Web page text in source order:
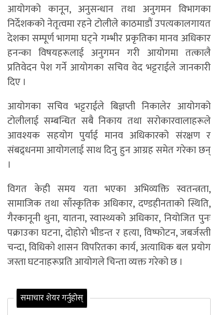
आयोगको कानून, अनुसन्धान तथा अनुगमन विभागका
निर्देशकको नेतृत्वमा रहने टोलीले काठमाडौं उपत्यकालगायत
देशका सम्पूर्ण भागमा घट्ने गम्भीर प्रकृतिका मानव अधिकार
हनन्का विषयहरूलाई अनुगमन गरी आयोगमा तत्कालै
प्रतिवेदन पेश गर्ने आयोगका सचिव वेद भट्टराईले जानकारी
दिए ।
आयोगका सचिव भट्टराईले बिज्ञप्ती निकालेर आयोगको
टोलीलाई सम्बन्धित सबै निकाय तथा सरोकारवालाहरूले
आवश्यक सहयोग पुर्याई मानव अधिकारको संरक्षण र
संबद्र्धनमा आयोगलाई साथ दिनु हुन आग्रह समेत गरेका छन्
।
विगत केही समय यता भएका अभिव्यक्ति स्वतन्त्रता,
सामाजिक तथा साँस्कृतिक अधिकार, दण्डहीनताको स्थिति,
गैरकानूनी थुना, यातना, स्वास्थ्यको अधिकार, नियोजित पुनः
पक्राउका घटना, दोहोरो भीडन्त र हत्या, विष्फोटन, जबर्जस्ती
चन्दा, विधिको शासन विपरितका कार्य, अत्याधिक बल प्रयोग
जस्ता घटनाहरूप्रति आयोगले चिन्ता व्यक्त गरेको छ ।
समाचार शेयर गर्नुहोस्